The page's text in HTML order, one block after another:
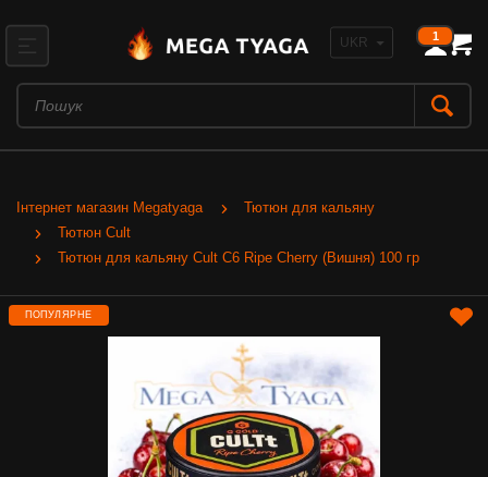
1
Інтернет магазин Megatyaga
Тютюн для кальяну
Тютюн Cult
Тютюн для кальяну Cult C6 Ripe Cherry (Вишня) 100 гр
ПОПУЛЯРНЕ